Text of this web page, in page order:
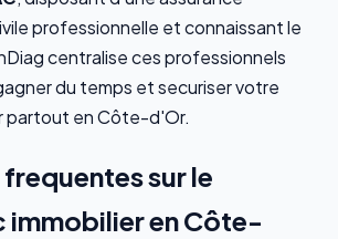
professionnelle et connaissant le
centralise ces professionnels
du temps et securiser votre
partout en Côte-d'Or.
sur le
immobilier en Côte-